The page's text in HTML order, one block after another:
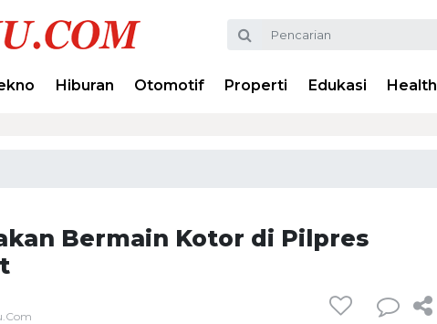
Hiburan Otomotif Properti Edukasi Health
Bermain Kotor di Pilpres